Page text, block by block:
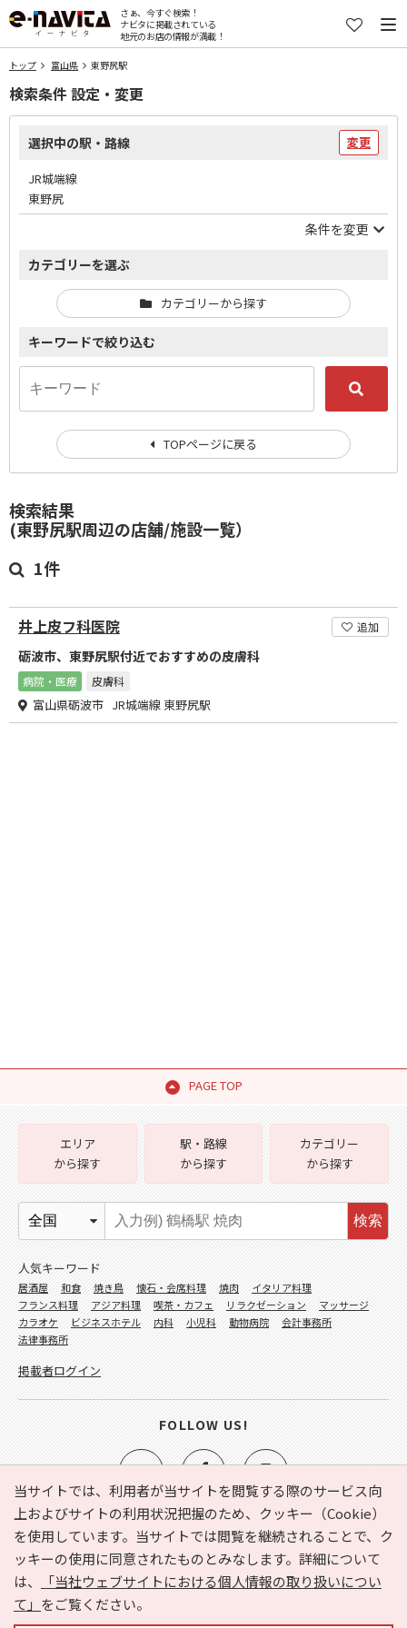
さぁ、今すぐ検索！
ナビタに掲載されている
地元のお店の情報が満載！
トップ 富山県 東野尻駅
検索結果
(東野尻駅周辺の店舗/施設一覧）
1件
井上皮フ科医院 追加
砺波市、東野尻駅付近でおすすめの皮膚科
病院・医療 皮膚科
富山県砺波市 JR城端線 東野尻駅
検索条件 設定・変更
選択中の駅・路線 変更
JR城端線
東野尻
条件を変更
カテゴリーを選ぶ
カテゴリーから探す
キーワードで絞り込む
TOPページに戻る
PAGE TOP
当サイトでは、利用者が当サイトを閲覧する際のサービス向
上およびサイトの利用状況把握のため、クッキー（Cookie）
を使用しています。当サイトでは閲覧を継続されることで、ク
ッキーの使用に同意されたものとみなします。詳細について
は、
「当社ウェブサイトにおける個人情報の取り扱いについ
て」 をご覧ください。
e-NAVITA（イーナビタ）とは？ お気に入り
ヘルプ
利用規約
個人情報の取り扱いについて
運営会社
サイトマップ
広告掲載に関するお問い合わせ
エリア
から探す
駅・路線
から探す
カテゴリー
から探す
検索
人気キーワード
居酒屋 和食 焼き鳥 懐石・会席料理 焼肉
イタリア料理
フランス料理
アジア料理 喫茶・カフェ リラクゼーション
マッサージ
カラオケ
ビジネスホテル 内科 小児科 動物病院
会計事務所
法律事務所
掲載者ログイン
FOLLOW US!